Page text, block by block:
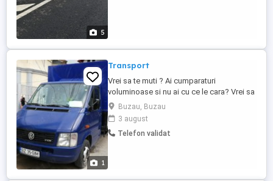
5
1
Transport
Vrei sa te muti ? Ai cumparaturi
voluminoase si nu ai cu ce le cara? Vrei sa
scapi de mobila veche? Ai ceva de carat
,de mutat dintr-un loc in altul Sunt aici
pentru a te ajuta. Transport cu prelata sub
pretul pietei.... Apeleaza cu incredere . .
Buzau, Buzau
3 august
Telefon validat